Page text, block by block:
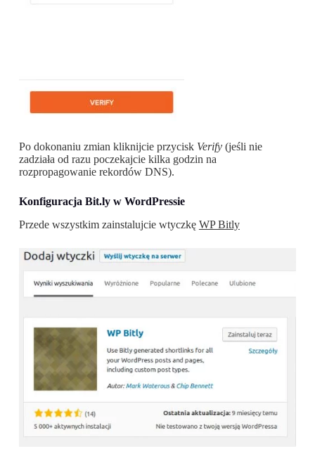
Po dokonaniu zmian kliknijcie przycisk Verify (jeśli nie
zadziała od razu poczekajcie kilka godzin na
rozpropagowanie rekordów DNS).
Konfiguracja Bit.ly w WordPressie
Przede wszystkim zainstalujcie wtyczkę WP Bitly